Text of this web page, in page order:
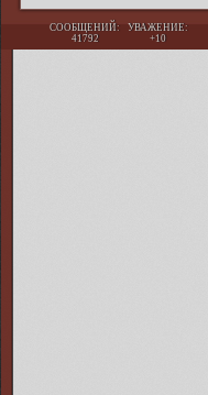
СООБЩЕНИЙ:
41792
УВАЖЕНИЕ:
+10